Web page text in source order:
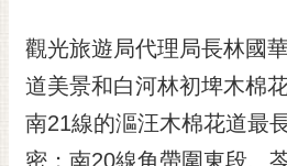
RSS
訂
閱
電
觀光旅遊局代理局長林國
道美景和白河林初埤木棉
南21線的漚汪木棉花道最
密；南20線角帶圍東段、